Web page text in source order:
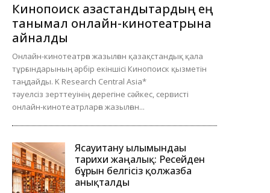
Кинопоиск қазақстандықтардың ең
танымал онлайн-кинотеатрына
айналды
Онлайн-кинотеатрға жазылған қазақстандық қала
тұрғындарының әрбір екіншісі Кинопоиск қызметін
таңдайды. K Research Central Asia*
тәуелсіз зерттеуінің дерегіне сәйкес, сервисті
онлайн-кинотеатрларға жазылған...
Ясауитану ғылымындағы
тарихи жаңалық: Ресейден
бұрын белгісіз қолжазба
анықталды